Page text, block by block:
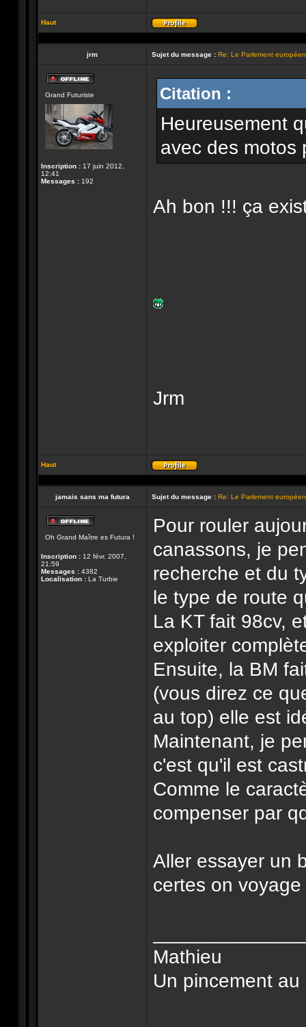
Haut
Profil
jrm Sujet du message : Re: Le Parlement
Grand Futuriste
Inscription : 17 juin 2012,
12:41
Messages : 192
Citation :
Heureusement
avec des
Ah bon !!! ça
Jrm
Haut
Profil
jamais sans ma futura Sujet du message : Re: Le Parlement
ligne
Oh Grand Maître es Futura !
Inscription : 12 févr. 2007,
21:59
Messages : 4382
Localisation : La Turbie
Pour rouler
canassons, je
recherche et du
le type de route
La KT fait 98cv,
exploiter
Ensuite, la BM
(vous direz ce
au top) elle est
Maintenant, je
c'est qu'il est
Comme le
compenser par
Aller essayer un
certes on
Mathieu
Un pincement